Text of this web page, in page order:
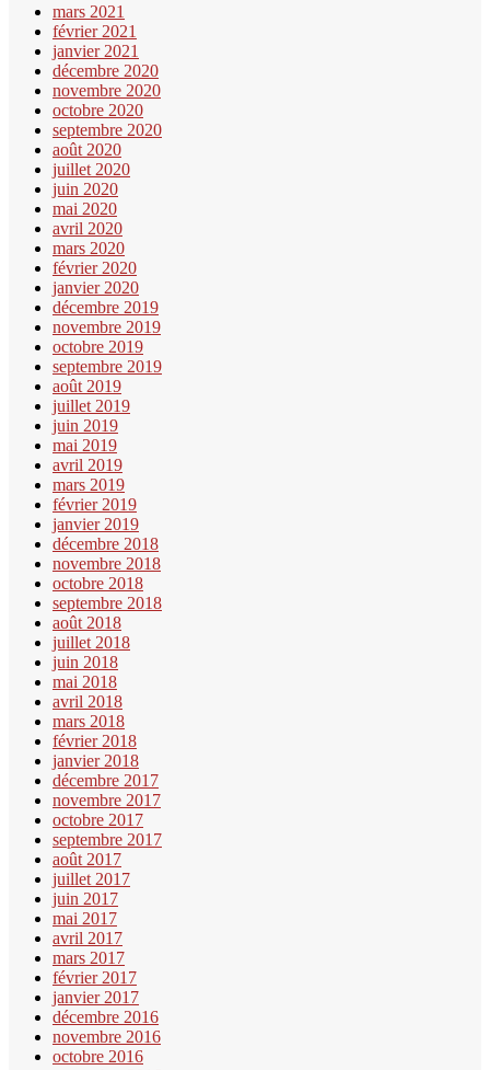
mars 2021
février 2021
janvier 2021
décembre 2020
novembre 2020
octobre 2020
septembre 2020
août 2020
juillet 2020
juin 2020
mai 2020
avril 2020
mars 2020
février 2020
janvier 2020
décembre 2019
novembre 2019
octobre 2019
septembre 2019
août 2019
juillet 2019
juin 2019
mai 2019
avril 2019
mars 2019
février 2019
janvier 2019
décembre 2018
novembre 2018
octobre 2018
septembre 2018
août 2018
juillet 2018
juin 2018
mai 2018
avril 2018
mars 2018
février 2018
janvier 2018
décembre 2017
novembre 2017
octobre 2017
septembre 2017
août 2017
juillet 2017
juin 2017
mai 2017
avril 2017
mars 2017
février 2017
janvier 2017
décembre 2016
novembre 2016
octobre 2016